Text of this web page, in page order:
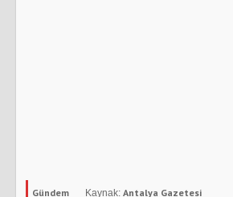
Gündem Antalya Gazetesi